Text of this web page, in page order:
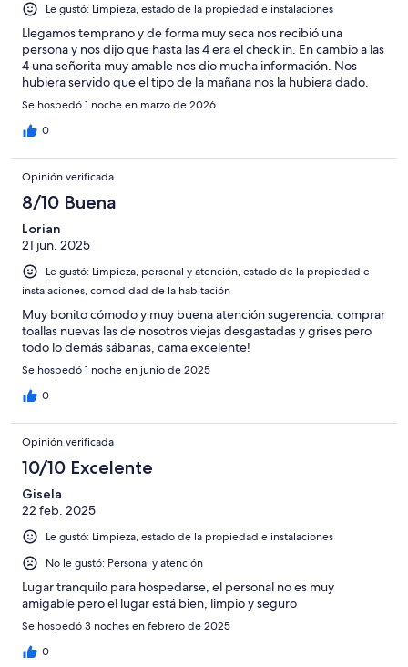
Le gustó: Limpieza, estado de la propiedad e instalaciones
Llegamos temprano y de forma muy seca nos recibió una
persona y nos dijo que hasta las 4 era el check in. En cambio a las
4 una señorita muy amable nos dio mucha información. Nos
hubiera servido que el tipo de la mañana nos la hubiera dado.
Se hospedó 1 noche en marzo de 2026
0
Opinión verificada
8/10 Buena
Lorian
21 jun. 2025
Le gustó: Limpieza, personal y atención, estado de la propiedad e
instalaciones, comodidad de la habitación
Muy bonito cómodo y muy buena atención sugerencia: comprar
toallas nuevas las de nosotros viejas desgastadas y grises pero
todo lo demás sábanas, cama excelente!
Se hospedó 1 noche en junio de 2025
0
Opinión verificada
10/10 Excelente
Gisela
22 feb. 2025
Le gustó: Limpieza, estado de la propiedad e instalaciones
No le gustó: Personal y atención
Lugar tranquilo para hospedarse, el personal no es muy
amigable pero el lugar está bien, limpio y seguro
Se hospedó 3 noches en febrero de 2025
0